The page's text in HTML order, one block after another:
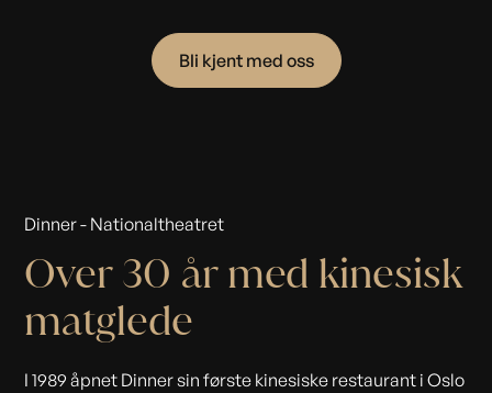
Bli kjent med oss
Dinner - Nationaltheatret
Over 30 år med kinesisk
matglede
I 1989 åpnet Dinner sin første kinesiske restaurant i Oslo